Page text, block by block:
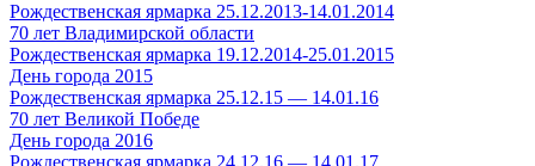
Рождественская ярмарка 25.12.2013-14.01.2014
70 лет Владимирской области
Рождественская ярмарка 19.12.2014-25.01.2015
День города 2015
Рождественская ярмарка 25.12.15 — 14.01.16
70 лет Великой Победе
День города 2016
Рождественская ярмарка 24.12.16 — 14.01.17